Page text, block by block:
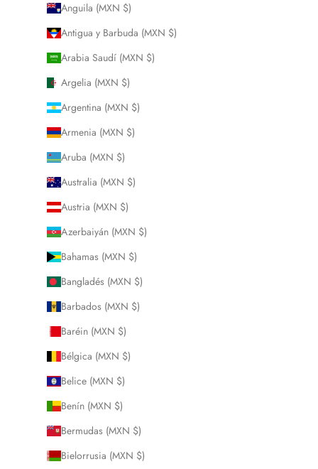
Anguila (MXN $)
Antigua y Barbuda (MXN $)
Arabia Saudí (MXN $)
Argelia (MXN $)
Argentina (MXN $)
Armenia (MXN $)
Aruba (MXN $)
Australia (MXN $)
Austria (MXN $)
Azerbaiyán (MXN $)
Bahamas (MXN $)
Bangladés (MXN $)
Barbados (MXN $)
Baréin (MXN $)
Bélgica (MXN $)
Belice (MXN $)
Benín (MXN $)
Bermudas (MXN $)
Bielorrusia (MXN $)